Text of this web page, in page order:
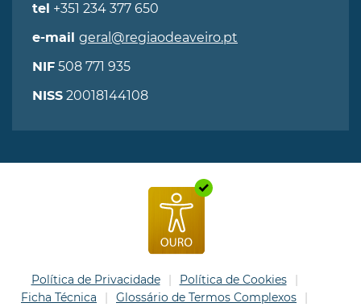
tel +351 234 377 650
e-mail geral@regiaodeaveiro.pt
NIF 508 771 935
NISS 20018144108
Política de Privacidade
Política de Cookies
Ficha Técnica
Glossário de Termos Complexos